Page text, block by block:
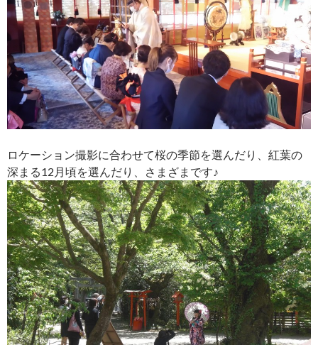
ロケーション撮影に合わせて桜の季節を選んだり、紅葉の
深まる12月頃を選んだり、さまざまです♪